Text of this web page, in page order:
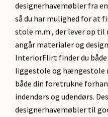
designerhavemøbler fra
så du har mulighed for at
stole m.m., der lever op til
angår materialer og
InteriorFlirt finder du
liggestole og hængestole
både din foretrukne
indendørs og udendørs.
designerhavemøbler til